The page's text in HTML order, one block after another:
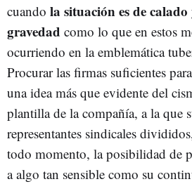
cuando la situación es de
gravedad como lo que en estos
ocurriendo en la emblemática
Procurar las firmas suficientes
una idea más que evidente del
plantilla de la compañía, a la que
representantes sindicales
todo momento, la posibilidad de
a algo tan sensible como su